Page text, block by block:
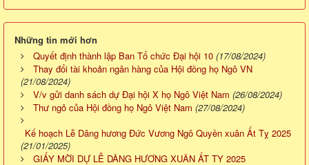
Những tin mới hơn
Quyết định thành lập Ban Tổ chức Đại hội 10 (17/08/2024)
Thay đổi tài khoản ngân hàng của Hội đồng họ Ngô VN
(21/08/2024)
V/v gửi danh sách dự Đại hội X họ Ngô Việt Nam (26/08/2024)
Thư ngỏ của Hội đồng họ Ngô Việt Nam (27/08/2024)
Kế hoạch Lễ Dâng hương Đức Vương Ngô Quyền xuân Ất Tỵ 2025
(21/01/2025)
GIẤY MỜI DỰ LỄ DÂNG HƯƠNG XUÂN ẤT TY 2025